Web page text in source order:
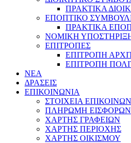
ΠΡΑΚΤΙΚΑ
ΕΠΟΠΤΙΚΟ
ΠΡΑΚΤΙΚΑ
ΝΟΜΙΚΗ
ΕΠΙΤΡΟΠΕΣ
ΕΠΙΤΡΟΠΗ
ΕΠΙΤΡΟΠΗ
NEA
ΔΡΑΣΕΙΣ
ΕΠΙΚΟΙΝΩΝΙΑ
ΣΤΟΙΧΕΙΑ
ΠΛΗΡΩΜΗ ΕΙΣΦΟΡΩΝ
ΧΑΡΤΗΣ ΓΡΑΦΕΙΩΝ
ΧΑΡΤΗΣ ΠΕΡΙΟΧΗΣ
ΧΑΡΤΗΣ ΟΙΚΙΣΜΟΥ